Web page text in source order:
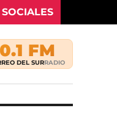
SOCIALES